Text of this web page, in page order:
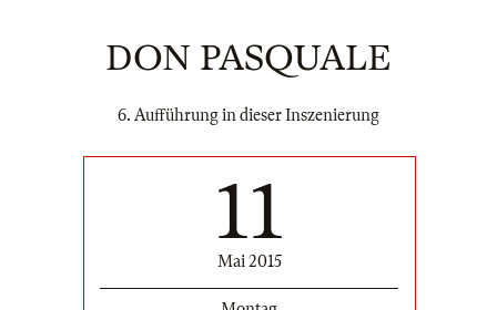
DON PASQUALE
6. Aufführung in dieser Inszenierung
11
Mai 2015